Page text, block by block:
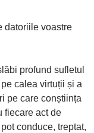
datoriile voastre
profund sufletul
calea virtuții și a
pe care conștiința
fiecare act de
conduce, treptat,